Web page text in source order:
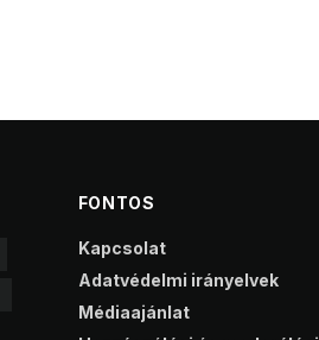
FONTOS
Kapcsolat
Adatvédelmi irányelvek
Médiaajánlat